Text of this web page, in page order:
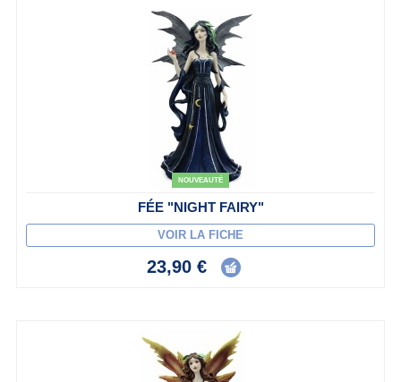
NOUVEAUTÉ
FÉE "NIGHT FAIRY"
VOIR LA FICHE
23,90 €